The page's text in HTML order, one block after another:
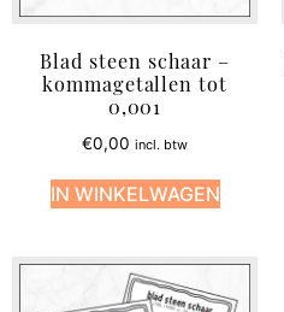
Blad steen schaar –
kommagetallen tot
0,001
€0,00 incl. btw
IN WINKELWAGEN